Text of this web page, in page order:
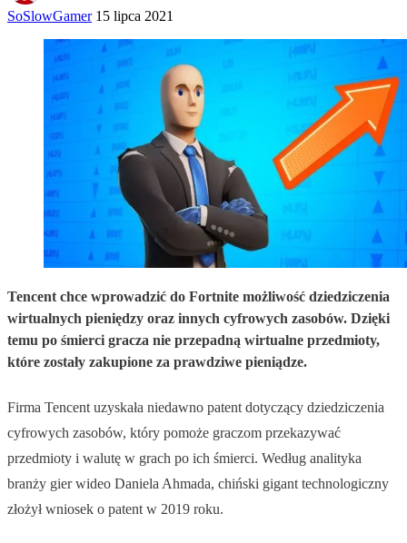
SoSlowGamer 15 lipca 2021
Tencent chce wprowadzić do Fortnite możliwość dziedziczenia
wirtualnych pieniędzy oraz innych cyfrowych zasobów. Dzięki
temu po śmierci gracza nie przepadną wirtualne przedmioty,
które zostały zakupione za prawdziwe pieniądze.
Firma Tencent uzyskała niedawno patent dotyczący dziedziczenia
cyfrowych zasobów, który pomoże graczom przekazywać
przedmioty i walutę w grach po ich śmierci. Według analityka
branży gier wideo Daniela Ahmada, chiński gigant technologiczny
złożył wniosek o patent w 2019 roku.